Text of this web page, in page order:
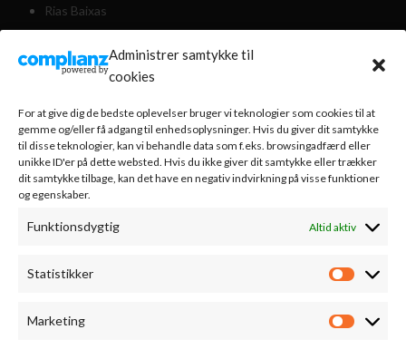
Administrer samtykke til
cookies
For at give dig de bedste oplevelser bruger vi teknologier som cookies til at
gemme og/eller få adgang til enhedsoplysninger. Hvis du giver dit samtykke
til disse teknologier, kan vi behandle data som f.eks. browsingadfærd eller
unikke ID'er på dette websted. Hvis du ikke giver dit samtykke eller trækker
dit samtykke tilbage, kan det have en negativ indvirkning på visse funktioner
og egenskaber.
Funktionsdygtig Altid aktiv
Statistikker
Marketing
Rias Baixas
Valdeorras
KUNDESERVICE
Om os
Nyhedsbrev
Vinsmagning